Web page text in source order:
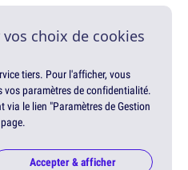
choix de cookies
tiers. Pour l'afficher, vous
vos paramètres de confidentialité.
le lien "Paramètres de Gestion
Accepter & afficher